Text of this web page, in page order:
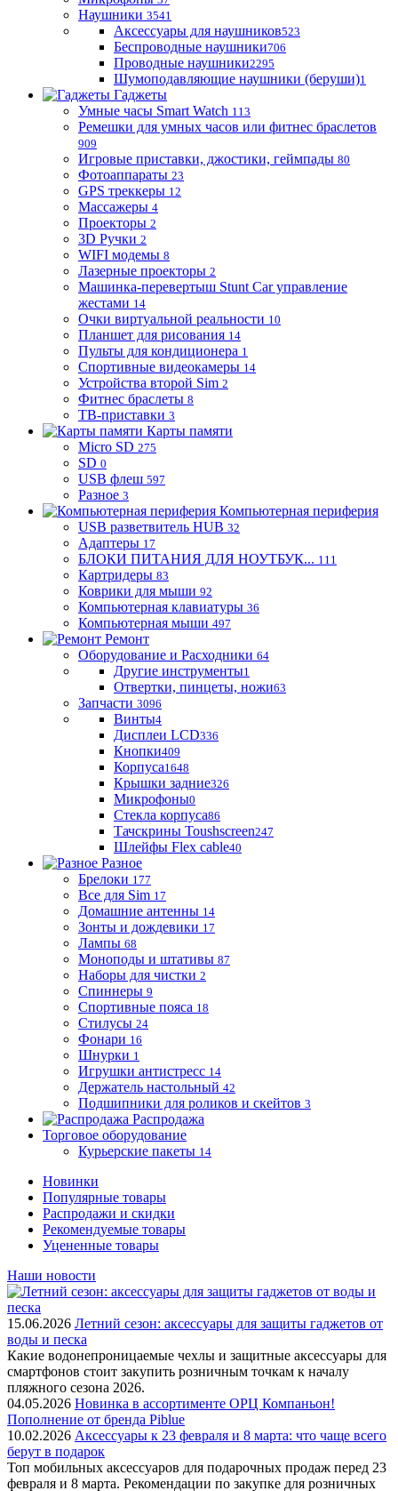
Наушники 3541
Аксессуары для наушников523
Беспроводные наушники706
Проводные наушники2295
Шумоподавляющие наушники (беруши)1
Гаджеты
Умные часы Smart Watch 113
Ремешки для умных часов или фитнес браслетов
909
Игровые приставки, джостики, геймпады 80
Фотоаппараты 23
GPS треккеры 12
Массажеры 4
Проекторы 2
3D Ручки 2
WIFI модемы 8
Лазерные проекторы 2
Машинка-перевертыш Stunt Car управление
жестами 14
Очки виртуальной реальности 10
Планшет для рисования 14
Пульты для кондиционера 1
Спортивные видеокамеры 14
Устройства второй Sim 2
Фитнес браслеты 8
ТВ-приставки 3
Карты памяти
Micro SD 275
SD 0
USB флеш 597
Разное 3
Компьютерная периферия
USB разветвитель HUB 32
Адаптеры 17
БЛОКИ ПИТАНИЯ ДЛЯ НОУТБУК... 111
Картридеры 83
Коврики для мыши 92
Компьютерная клавиатуры 36
Компьютерная мыши 497
Ремонт
Оборудование и Расходники 64
Другие инструменты1
Отвертки, пинцеты, ножи63
Запчасти 3096
Винты4
Дисплеи LCD336
Кнопки409
Корпуса1648
Крышки задние326
Микрофоны0
Стекла корпуса86
Тачскрины Toushscreen247
Шлейфы Flex cable40
Разное
Брелоки 177
Все для Sim 17
Домашние антенны 14
Зонты и дождевики 17
Лампы 68
Моноподы и штативы 87
Наборы для чистки 2
Спиннеры 9
Спортивные пояса 18
Стилусы 24
Фонари 16
Шнурки 1
Игрушки антистресс 14
Держатель настольный 42
Подшипники для роликов и скейтов 3
Распродажа
Торговое оборудование
Курьерские пакеты 14
Новинки
Популярные товары
Распродажи и скидки
Рекомендуемые товары
Уцененные товары
Наши новости
15.06.2026 Летний сезон: аксессуары для защиты гаджетов от
воды и песка
Какие водонепроницаемые чехлы и защитные аксессуары для
смартфонов стоит закупить розничным точкам к началу
пляжного сезона 2026.
04.05.2026 Новинка в ассортименте OРЦ Компаньон!
Пополнение от бренда Piblue
10.02.2026 Аксессуары к 23 февраля и 8 марта: что чаще всего
берут в подарок
Топ мобильных аксессуаров для подарочных продаж перед 23
февраля и 8 марта. Рекомендации по закупке для розничных